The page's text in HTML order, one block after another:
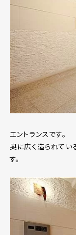
エントランスです。
奥に広く造られてい
す。